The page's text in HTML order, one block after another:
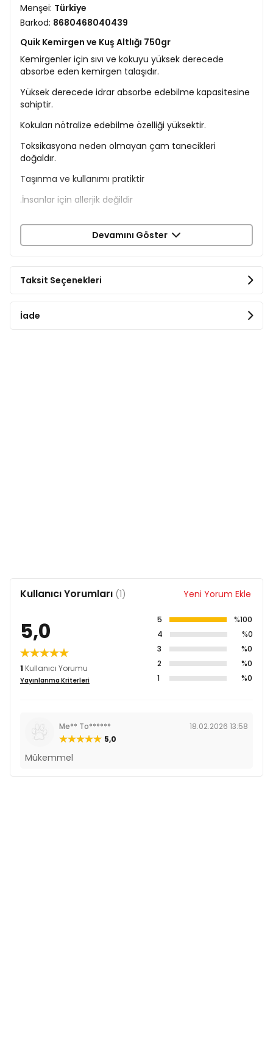
Menşei: Türkiye
Barkod: 8680468040439
Quik Kemirgen ve Kuş Altlığı 750gr
Kemirgenler için sıvı ve kokuyu yüksek derecede
absorbe eden kemirgen talaşıdır.
Yüksek derecede idrar absorbe edebilme kapasitesine
sahiptir.
Kokuları nötralize edebilme özelliği yüksektir.
Toksikasyona neden olmayan çam tanecikleri
doğaldır.
Taşınma ve kullanımı pratiktir
.İnsanlar için allerjik değildir
Kullanım Önerisi
az 2 cm kalınlığında olacak şekilde serilir.
Devamını Göster
Taksit Seçenekleri
İade
Kullanıcı Yorumları (1) Yeni Yorum Ekle
5,0
1 Kullanıcı Yorumu
Yayınlanma Kriterleri
5
%100
4
%0
3
%0
2
%0
1
%0
Me** To******
18.02.2026 13:58
5,0
Mükemmel